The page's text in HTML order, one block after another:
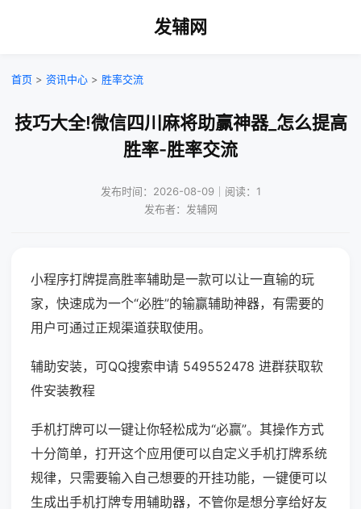
发辅网
首页 > 资讯中心 > 胜率交流
技巧大全!微信四川麻将助赢神器_怎么提高
胜率-胜率交流
发布时间：2026-08-09｜阅读：1
发布者：发辅网
小程序打牌提高胜率辅助是一款可以让一直输的玩
家，快速成为一个“必胜”的输赢辅助神器，有需要的
用户可通过正规渠道获取使用。
辅助安装，可QQ搜索申请 549552478 进群获取软
件安装教程
手机打牌可以一键让你轻松成为“必赢”。其操作方式
十分简单，打开这个应用便可以自定义手机打牌系统
规律，只需要输入自己想要的开挂功能，一键便可以
生成出手机打牌专用辅助器，不管你是想分享给好友